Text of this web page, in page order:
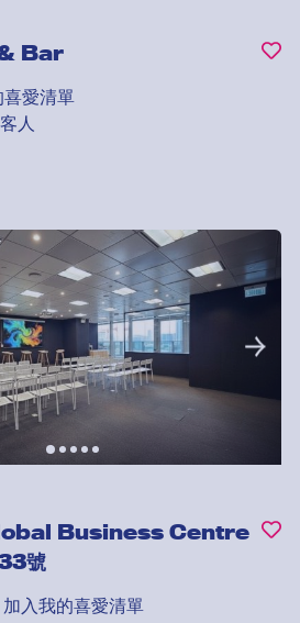
Bar
喜愛清單
人
Business Centre
號
加入我的喜愛清單